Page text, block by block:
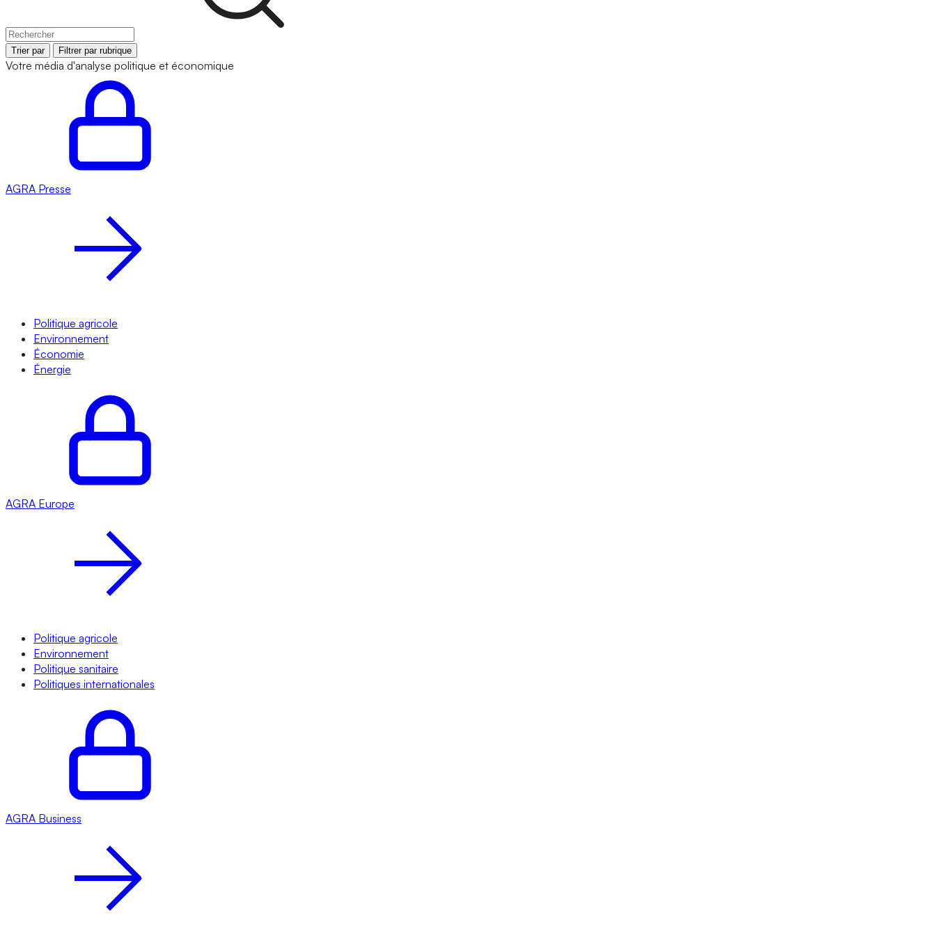
Trier par Filtrer par rubrique
Votre média d'analyse politique et économique
AGRA Presse
Politique agricole
Environnement
Économie
Énergie
AGRA Europe
Politique agricole
Environnement
Politique sanitaire
Politiques internationales
AGRA Business